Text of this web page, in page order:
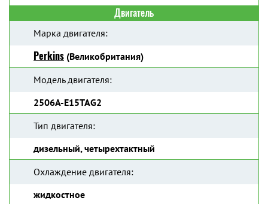
Двигатель
Марка двигателя:
Perkins (Великобритания)
Модель двигателя:
2506A-E15TAG2
Тип двигателя:
дизельный, четырехтактный
Охлаждение двигателя:
жидкостное